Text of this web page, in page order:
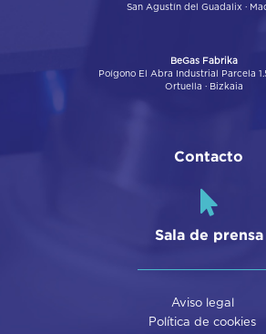
San Agustín del Guadalix ·
BeGas Fabrika
Poígono El Abra Industrial Parcela
Ortuella · Bizkaia
Contacto
Sala de prensa
Aviso legal
Política de cookies